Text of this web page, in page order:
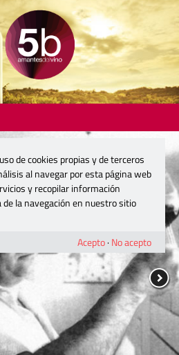
de cookies propias y de terceros
al navegar por esta página web
y recopilar información
la navegación en nuestro sitio
Acepto· No acepto